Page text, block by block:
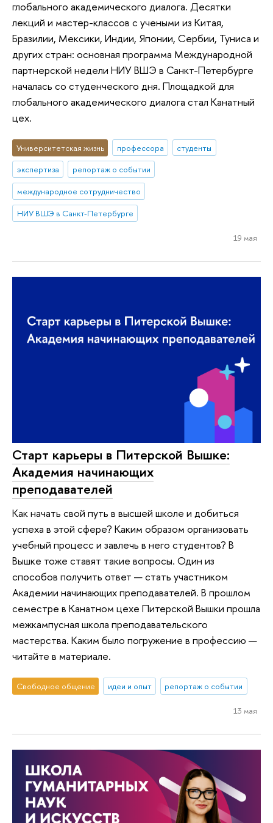
глобального академического диалога. Десятки
лекций и мастер-классов с учеными из Китая,
Бразилии, Мексики, Индии, Японии, Сербии, Туниса и
других стран: основная программа Международной
партнерской недели НИУ ВШЭ в Санкт-Петербурге
началась со студенческого дня. Площадкой для
глобального академического диалога стал Канатный
цех.
Университетская жизнь профессора
студенты
экспертиза
репортаж о событии
международное сотрудничество
НИУ ВШЭ в Санкт-Петербурге
19 мая
Старт карьеры в Питерской Вышке:
Академия начинающих
преподавателей
Как начать свой путь в высшей школе и добиться
успеха в этой сфере? Каким образом организовать
учебный процесс и завлечь в него студентов? В
Вышке тоже ставят такие вопросы. Один из
способов получить ответ — стать участником
Академии начинающих преподавателей. В прошлом
семестре в Канатном цехе Питерской Вышки прошла
межкампусная школа преподавательского
мастерства. Каким было погружение в профессию —
читайте в материале.
Свободное общение идеи и опыт репортаж о событии
13 мая